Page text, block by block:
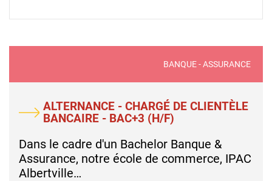
ALTERNANCE - CHARGÉ DE CLIENTÈLE
BANCAIRE - BAC+3 (H/F)
BANQUE - ASSURANCE
Dans le cadre d'un Bachelor Banque &
Assurance, notre école de commerce, IPAC
Albertville…